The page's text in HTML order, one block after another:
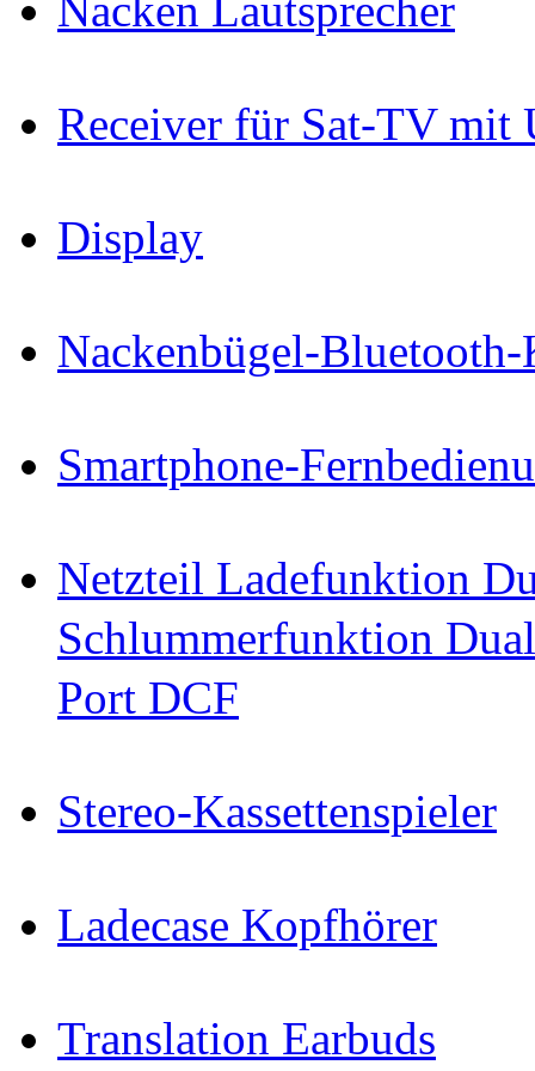
Nacken Lautsprecher
Receiver für Sat-TV mit
Display
Nackenbügel-
Smartphone-
Netzteil Ladefunktion
Schlummerfunktion
Port DCF
Stereo-Kassettenspieler
Ladecase Kopfhörer
Translation Earbuds